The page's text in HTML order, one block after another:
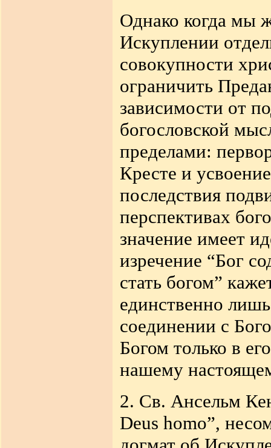
Однако когда мы
Искуплении
совокупности
ограничить
зависимости от
богословской
пределами:
Кресте и
последствия
перспективах
значение имеет
изречение “Бог
стать богом”
единственно
соединении с
Богом только в
нашему
2. Св. Ансельм
Deus homo”,